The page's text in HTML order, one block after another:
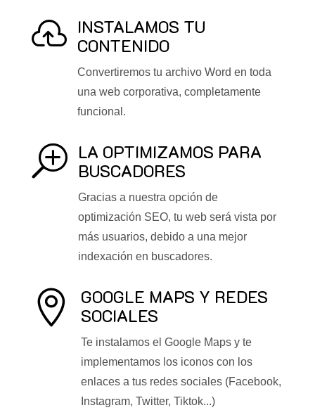
 INSTALAMOS TU
CONTENIDO
Convertiremos tu archivo Word en toda
una web corporativa, completamente
funcional.
T LA OPTIMIZAMOS PARA
BUSCADORES
Gracias a nuestra opción de
optimización SEO, tu web será vista por
más usuarios, debido a una mejor
indexación en buscadores.

GOOGLE MAPS Y REDES
SOCIALES
Te instalamos el Google Maps y te
implementamos los iconos con los
enlaces a tus redes sociales (Facebook,
Instagram, Twitter, Tiktok...)